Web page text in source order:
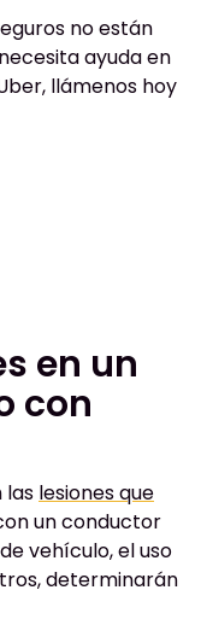
no están
ayuda en
llámenos hoy
en un
con
las lesiones que
un conductor
vehículo, el uso
determinarán